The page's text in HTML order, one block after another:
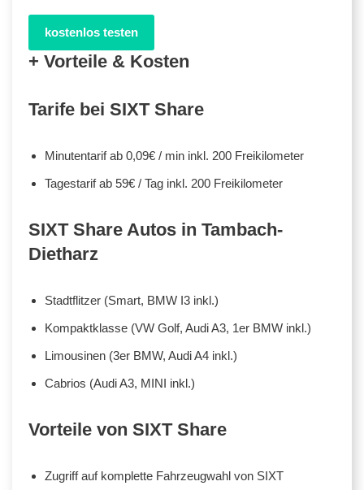
kostenlos testen
+ Vorteile & Kosten
Tarife bei SIXT Share
Minutentarif ab 0,09€ / min inkl. 200 Freikilometer
Tagestarif ab 59€ / Tag inkl. 200 Freikilometer
SIXT Share Autos in Tambach-
Dietharz
Stadtflitzer (Smart, BMW I3 inkl.)
Kompaktklasse (VW Golf, Audi A3, 1er BMW inkl.)
Limousinen (3er BMW, Audi A4 inkl.)
Cabrios (Audi A3, MINI inkl.)
Vorteile von SIXT Share
Zugriff auf komplette Fahrzeugwahl von SIXT